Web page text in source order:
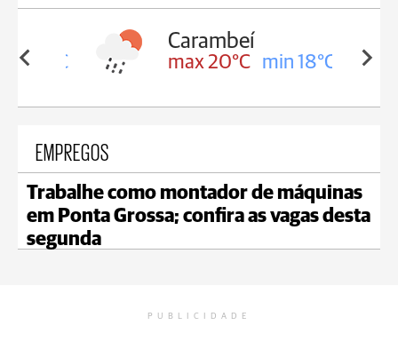
18°C
Carambeí
max 20°C min 18°C
EMPREGOS
Trabalhe como montador de máquinas
em Ponta Grossa; confira as vagas desta
segunda
PUBLICIDADE